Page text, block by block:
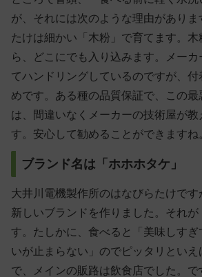
が、それには次のような理由があり
たけは細かい「木粉」で育てます。
ら、どこにでも入り込みます。メー
てハンドリングしているのですが、
めです。ある種の品質保証で、この
は、間違いなくメーカーの技術屋が
す。安心して勧めることができますね
ブランド名は「ホホホタケ」
大井川電機製作所のはなびらたけです
新しいブランドを作りました。それ
す。たしかに、食べると「美味しす
いが止まらない」のでピッタリといえ
で、メインの販路は飲食店でした。で